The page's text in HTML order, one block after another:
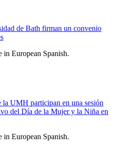
de Bath firman un convenio
in European Spanish.
UMH participan en una sesión
del Día de la Mujer y la Niña en
in European Spanish.